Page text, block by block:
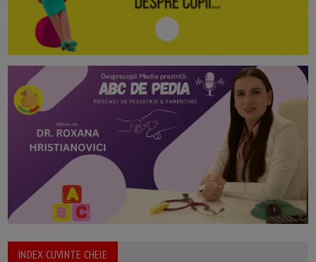
INDEX CUVINTE CHEIE